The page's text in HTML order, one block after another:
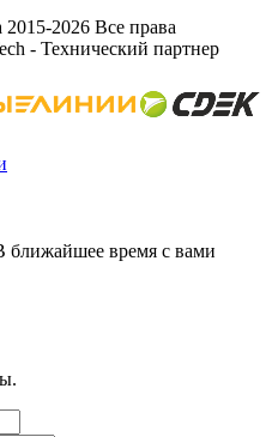
2026 Все права
- Технический партнер
ближайшее время с вами